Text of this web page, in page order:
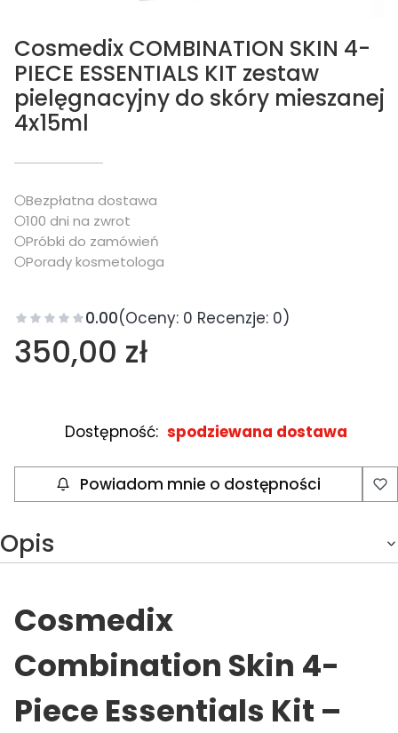
Cosmedix COMBINATION SKIN 4-
PIECE ESSENTIALS KIT zestaw
pielęgnacyjny do skóry mieszanej
4x15ml
Bezpłatna dostawa
100 dni na zwrot
Próbki do zamówień
Porady kosmetologa
0.00(Oceny: 0 Recenzje: 0)
Cena
350,00 zł
Dostępność: spodziewana dostawa
Powiadom mnie o dostępności
Opis
Cosmedix
Combination Skin 4-
Piece Essentials Kit –